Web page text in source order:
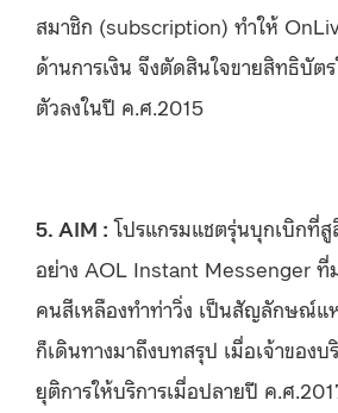
สมาชิก (subscription) ทำให้
ด้านการเงิน จึงตัดสินใจขายสิทธิบัต
ตัวลงในปี ค.ศ.2015
5. AIM : โปรแกรมแชตรุ่นบุกเบิกที่
อย่าง AOL Instant Messenger ที่
คนสีเหลืองทำท่าวิ่ง เป็นสัญลักษณ์แ
ก็เดินทางมาถึงบทสรุป เมื่อเจ้าของ
ยุติการให้บริการเมื่อปลายปี ค.ศ